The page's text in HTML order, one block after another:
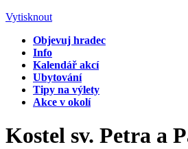
Vytisknout
Objevuj hradec
Info
Kalendář akcí
Ubytování
Tipy na výlety
Akce v okolí
Kostel sv. Petra a